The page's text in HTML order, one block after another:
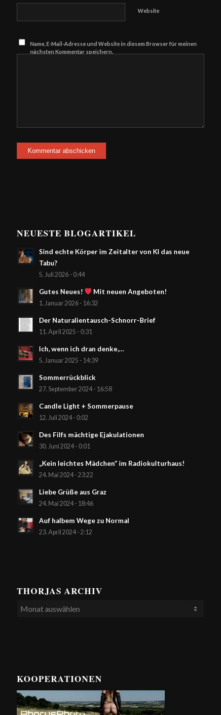
Website
Name, E-Mail-Adresse und Website in diesem Browser für meinen
nächsten Kommentar speichern.
NEUESTE BLOGARTIKEL
Sind echte Körper im Zeitalter von KI das neue
Tabu?
5. Juli 2026 - 0:44
Gutes Neues! Mit neuen Angeboten!
1. Januar 2026 - 16:32
Der Naturalientausch-Schnorr-Brief
11. April 2025 - 0:31
Ich, wenn ich dran denke,…
5. Januar 2025 - 14:39
Sommerrückblick
27. September 2024 - 16:58
Candle Light + Sommerpause
12. Juli 2024 - 0:02
Des Filfs mächtige Ejakulationen
30. Juni 2024 - 0:01
„Kein leichtes Mädchen“ im Radiokulturhaus!
24. Mai 2024 - 23:22
Liebe Grüße aus Graz
24. Mai 2024 - 18:46
Auf halbem Wege zu Normal
23. April 2024 - 2:12
THORJAS ARCHIV
KOOPERATIONEN